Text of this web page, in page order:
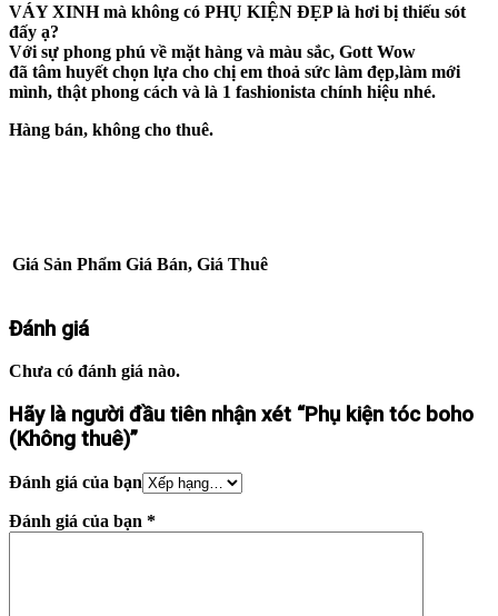
VÁY XINH mà không có PHỤ KIỆN ĐẸP là hơi bị thiếu sót
đấy ạ?
Với sự phong phú về mặt hàng và màu sắc, Gott Wow
đã tâm huyết chọn lựa cho chị em thoả sức làm đẹp,làm mới
mình, thật phong cách và là 1 fashionista chính hiệu nhé.
Hàng bán, không cho thuê.
Giá Sản Phẩm Giá Bán, Giá Thuê
Đánh giá
Chưa có đánh giá nào.
Hãy là người đầu tiên nhận xét “Phụ kiện tóc boho
(Không thuê)”
Đánh giá của bạn
Đánh giá của bạn *